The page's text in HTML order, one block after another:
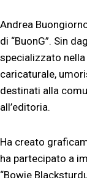
Andrea
di “BuonG”. Sin
specializzato
caricaturale,
destinati alla
all’editoria.
Ha creato
ha partecipato a
“Bowie